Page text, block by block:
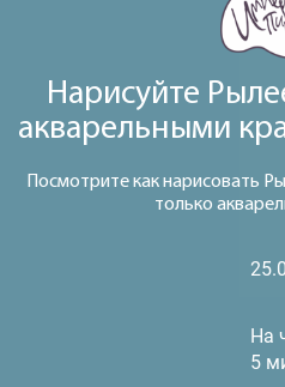
Нарисуйте
акварельными
Посмотрите как нарисовать
только
На
5